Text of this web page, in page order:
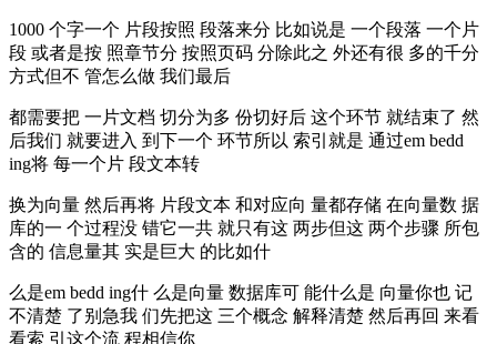
1000 个字一个 片段按照 段落来分 比如说是 一个段落 一个片
段 或者是按 照章节分 按照页码 分除此之 外还有很 多的千分
方式但不 管怎么做 我们最后
都需要把 一片文档 切分为多 份切好后 这个环节 就结束了 然
后我们 就要进入 到下一个 环节所以 索引就是 通过em bedd
ing将 每一个片 段文本转
换为向量 然后再将 片段文本 和对应向 量都存储 在向量数 据
库的一 个过程没 错它一共 就只有这 两步但这 两个步骤 所包
含的 信息量其 实是巨大 的比如什
么是em bedd ing什 么是向量 数据库可 能什么是 向量你也 记
不清楚 了别急我 们先把这 三个概念 解释清楚 然后再回 来看
看索 引这个流 程相信你